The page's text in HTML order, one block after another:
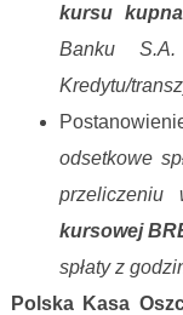
kursu
Banku
Kredytu/
odsetkowe
przeliczeniu
kursowej
spłaty z
Polska Kasa